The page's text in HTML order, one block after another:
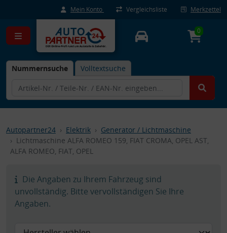
Mein Konto Vergleichsliste Merkzettel
Nummernsuche Volltextsuche
0
Autopartner24 Elektrik
Generator / Lichtmaschine
Lichtmaschine ALFA ROMEO 159, FIAT CROMA, OPEL AST,
ALFA ROMEO, FIAT, OPEL
Die Angaben zu Ihrem Fahrzeug sind
unvollständig. Bitte vervollständigen Sie Ihre
Angaben.